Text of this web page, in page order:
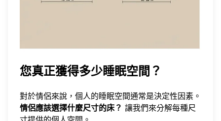
您真正獲得多少睡眠空間？
對於情侶來說，個人的睡眠空間通常是決定性因素。
情侶應該選擇什麼尺寸的床？ 讓我們來分解每種尺